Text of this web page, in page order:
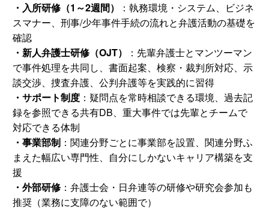
・入所研修（1～2週間）
：執務環境・システム、ビジネ
スマナー、刑事/少年事件手続の流れと弁護活動の基礎を
確認
・新人弁護士研修（OJT）
：先輩弁護士とマンツーマン
で事件処理を共同し、書面起案、検察・裁判所対応、示
談交渉、捜査弁護、公判弁護等を実践的に習得
・サポート制度 ：疑問点を常時相談できる環境、過去記
録を参照できる共有DB、重大事件では先輩とチームで
対応できる体制
・事業部制 ：関連分野ごとに事業部を設置、関連分野ふ
まえた幅広い専門性、自分にしかないキャリア構築を支
援
・外部研修 ：弁護士会・日弁連等の研修や研究会参加も
推奨（業務に支障のない範囲で）